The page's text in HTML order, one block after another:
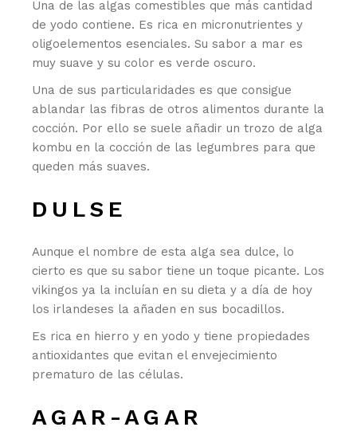
Una de las algas comestibles que más cantidad
de yodo contiene. Es rica en micronutrientes y
oligoelementos esenciales. Su sabor a mar es
muy suave y su color es verde oscuro.
Una de sus particularidades es que consigue
ablandar las fibras de otros alimentos durante la
cocción. Por ello se suele añadir un trozo de alga
kombu en la cocción de las legumbres para que
queden más suaves.
DULSE
Aunque el nombre de esta alga sea dulce, lo
cierto es que su sabor tiene un toque picante. Los
vikingos ya la incluían en su dieta y a día de hoy
los irlandeses la añaden en sus bocadillos.
Es rica en hierro y en yodo y tiene propiedades
antioxidantes que evitan el envejecimiento
prematuro de las células.
AGAR-AGAR